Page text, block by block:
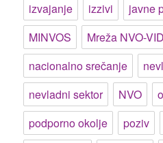
izvajanje
izzivi javne
MINVOS
Mreža NVO-VID
nacionalno srečanje
nevladni sektor
NVO
podporno okolje
poziv